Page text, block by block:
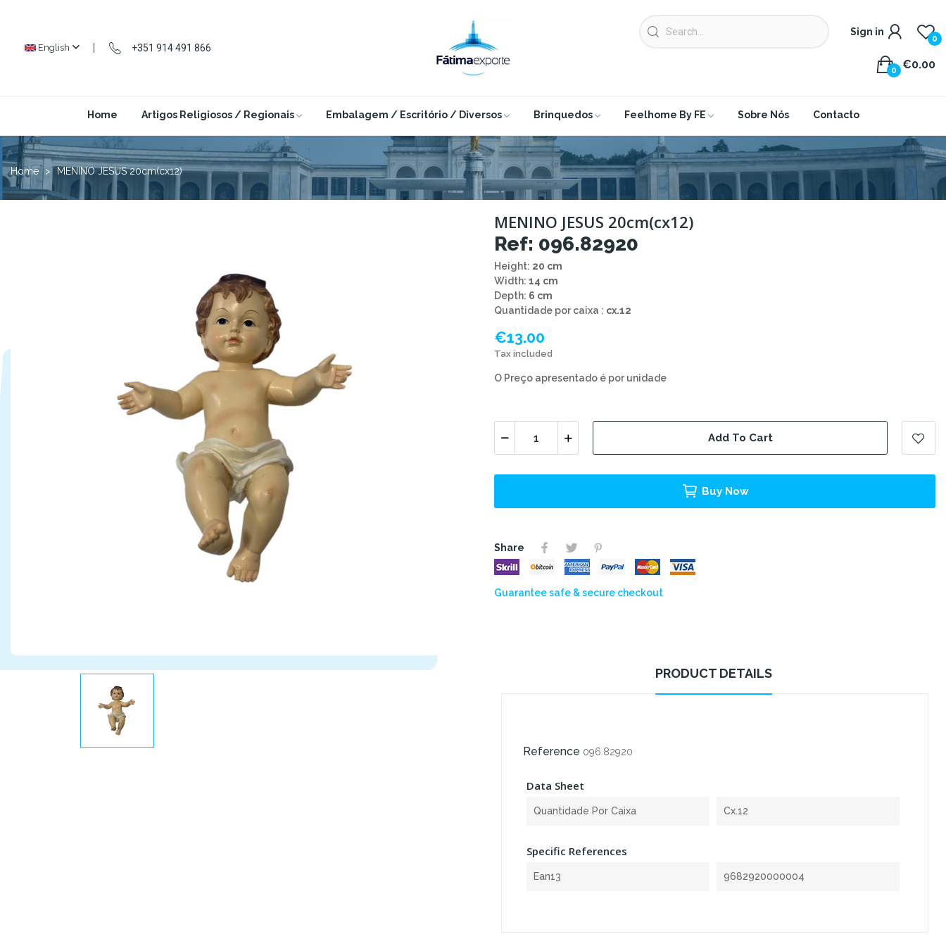
English +351 914 491 866
Sign in
0
€0.00
0
Home Artigos Religiosos / Regionais Embalagem / Escritório / Diversos Brinquedos Feelhome By FE Sobre Nós Contacto
Home MENINO JESUS 20cm(cx12)
MENINO JESUS 20cm(cx12)
Ref: 096.82920
Height: 20 cm
Width: 14 cm
Depth: 6 cm
Quantidade por caixa : cx.12
€13.00
Tax included
O Preço apresentado é por unidade
Add To Cart
Buy Now
Share
Guarantee safe & secure checkout
PRODUCT DETAILS
Reference 096.82920
Data Sheet
Quantidade Por Caixa Cx.12
Specific References
Ean13 9682920000004